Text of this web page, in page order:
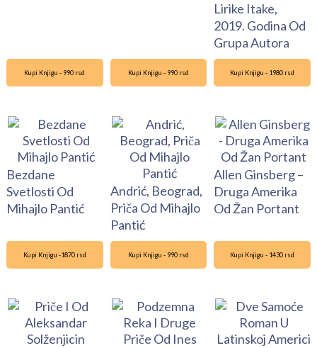
Lirike Itake,
2019. Godina Od
Grupa Autora
Kupi Knjigu - 990 rsd
Bezdane
Svetlosti Od
Mihajlo Pantić
Kupi Knjigu - 990 rsd
Andrić, Beograd,
Priča Od Mihajlo
Pantić
Kupi Knjigu - 1980 rsd
Allen Ginsberg –
Druga Amerika
Od Žan Portant
Kupi Knjigu -1870 rsd Kupi Knjigu - 990 rsd Kupi Knjigu - 1430 rsd